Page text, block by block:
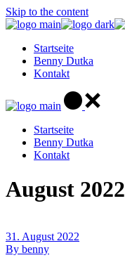
Skip to the content
Startseite
Benny Dutka
Kontakt
Startseite
Benny Dutka
Kontakt
August 2022
31. August 2022
By benny